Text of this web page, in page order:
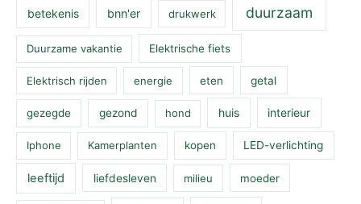
betekenis bnn'er drukwerk duurzaam
Duurzame vakantie Elektrische fiets
Elektrisch rijden energie eten getal
gezegde gezond hond huis interieur
Iphone Kamerplanten kopen LED-verlichting
leeftijd liefdesleven milieu moeder